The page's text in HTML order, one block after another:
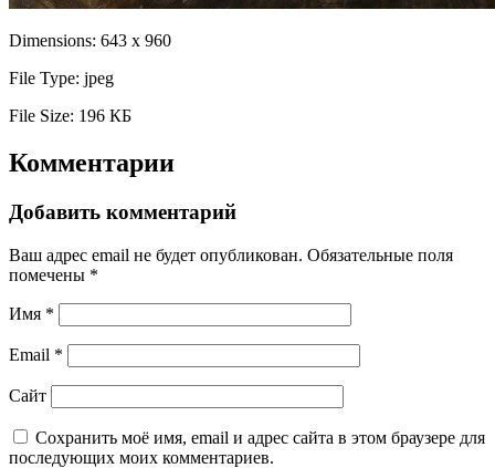
Dimensions: 643 x 960
File Type: jpeg
File Size: 196 КБ
Комментарии
Добавить комментарий
Ваш адрес email не будет опубликован. Обязательные поля
помечены *
Имя *
Email *
Сайт
Сохранить моё имя, email и адрес сайта в этом браузере для
последующих моих комментариев.